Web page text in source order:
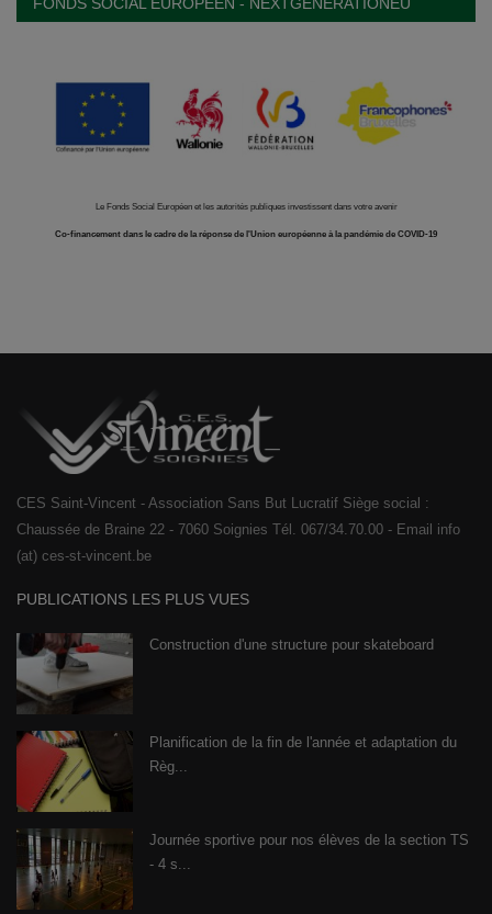
Le Fonds Social Européen et les autorités publiques investissent dans votre avenir
Co-financement dans le cadre de la réponse de l'Union européenne à la pandémie de COVID-19
CES Saint-Vincent - Association Sans But Lucratif Siège social :
Chaussée de Braine 22 - 7060 Soignies Tél. 067/34.70.00 - Email info
(at) ces-st-vincent.be
PUBLICATIONS LES PLUS VUES
Construction d'une structure pour skateboard
Planification de la fin de l'année et adaptation du
Règ...
Journée sportive pour nos élèves de la section TS
- 4 s...